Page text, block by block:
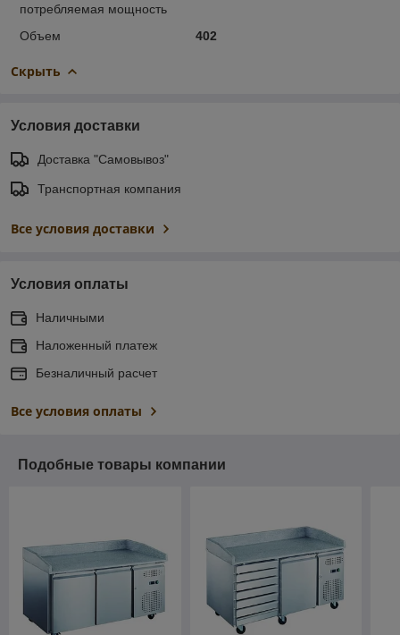
потребляемая мощность
Объем 402
Скрыть
Условия доставки
Доставка "Самовывоз"
Транспортная компания
Все условия доставки
Условия оплаты
Наличными
Наложенный платеж
Безналичный расчет
Все условия оплаты
Подобные товары компании